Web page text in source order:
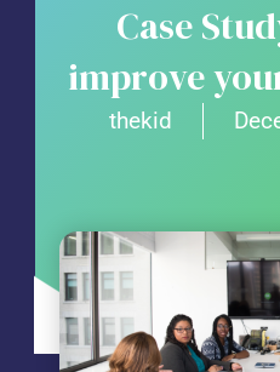
Case
improve
thekid